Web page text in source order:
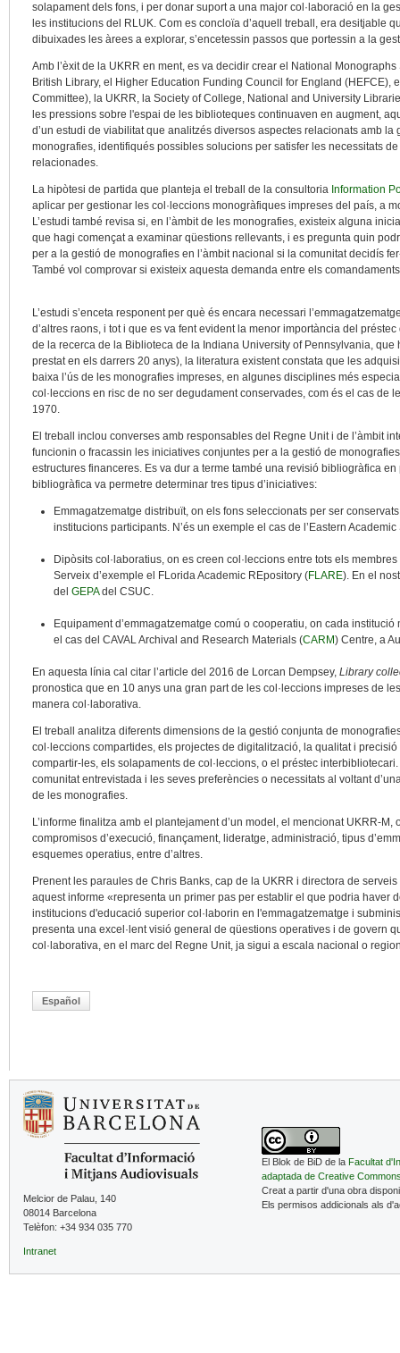
solapament dels fons, i per donar suport a una major col·laboració en la
les institucions del RLUK. Com es concloïa d’aquell treball, era desitjable
dibuixades les àrees a explorar, s’encetessin passos que portessin a la
Amb l’èxit de la UKRR en ment, es va decidir crear el National
British Library, el Higher Education Funding Council for England (HEFCE),
Committee), la UKRR, la Society of College, National and University
les pressions sobre l'espai de les biblioteques continuaven en augment,
d’un estudi de viabilitat que analitzés diversos aspectes relacionats amb la
monografies, identifiqués possibles solucions per satisfer les necessitats
relacionades.
La hipòtesi de partida que planteja el treball de la consultoria Information
aplicar per gestionar les col·leccions monogràfiques impreses del país, a
L’estudi també revisa si, en l’àmbit de les monografies, existeix alguna
que hagi començat a examinar qüestions rellevants, i es pregunta quin
per a la gestió de monografies en l’àmbit nacional si la comunitat decidís
També vol comprovar si existeix aquesta demanda entre els
L’estudi s’enceta responent per què és encara necessari
d’altres raons, i tot i que es va fent evident la menor importància del
de la recerca de la Biblioteca de la Indiana University of Pennsylvania, que
prestat en els darrers 20 anys), la literatura existent constata que les
baixa l’ús de les monografies impreses, en algunes disciplines més
col·leccions en risc de no ser degudament conservades, com és el cas de
1970.
El treball inclou converses amb responsables del Regne Unit i de l’àmbit
funcionin o fracassin les iniciatives conjuntes per a la gestió de
estructures financeres. Es va dur a terme també una revisió bibliogràfica
bibliogràfica va permetre determinar tres tipus d’iniciatives:
Emmagatzematge distribuït, on els fons seleccionats per ser
institucions participants. N’és un exemple el cas de l’Eastern Academic
Dipòsits col·laboratius, on es creen col·leccions entre tots els
Serveix d’exemple el FLorida Academic REpository (FLARE). En el
del GEPAdel CSUC.
Equipament d’emmagatzematge comú o cooperatiu, on cada
el cas del CAVAL Archival and Research Materials (CARM) Centre, a
En aquesta línia cal citar l’article del 2016 de Lorcan Dempsey, Library
pronostica que en 10 anys una gran part de les col·leccions impreses de
manera col·laborativa.
El treball analitza diferents dimensions de la gestió conjunta de
col·leccions compartides, els projectes de digitalització, la qualitat i
compartir-les, els solapaments de col·leccions, o el préstec
comunitat entrevistada i les seves preferències o necessitats al voltant
de les monografies.
L’informe finalitza amb el plantejament d’un model, el mencionat UKRR-
compromisos d’execució, finançament, lideratge, administració, tipus
esquemes operatius, entre d’altres.
Prenent les paraules de Chris Banks, cap de la UKRR i directora de
aquest informe «representa un primer pas per establir el que podria haver
institucions d'educació superior col·laborin en l'emmagatzematge i
presenta una excel·lent visió general de qüestions operatives i de govern
col·laborativa, en el marc del Regne Unit, ja sigui a escala nacional o
Español
Melcior de Palau, 140
08014 Barcelona
Telèfon: +34 934 035 770
Intranet
El Blok de BiD de la Facultat
adaptada de Creative
Creat a partir d'una obra
Els permisos addicionals als